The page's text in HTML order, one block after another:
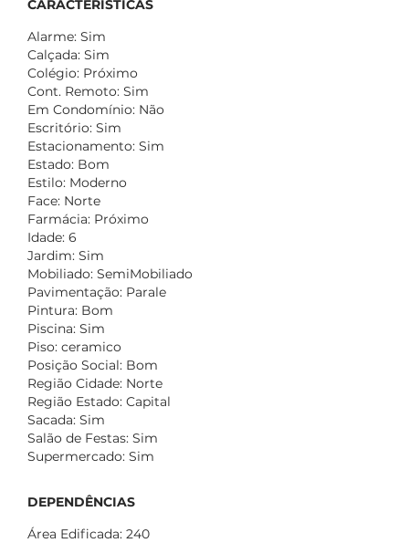
CARACTERÍSTICAS
Alarme: Sim
Calçada: Sim
Colégio: Próximo
Cont. Remoto: Sim
Em Condomínio: Não
Escritório: Sim
Estacionamento: Sim
Estado: Bom
Estilo: Moderno
Face: Norte
Farmácia: Próximo
Idade: 6
Jardim: Sim
Mobiliado: SemiMobiliado
Pavimentação: Parale
Pintura: Bom
Piscina: Sim
Piso: ceramico
Posição Social: Bom
Região Cidade: Norte
Região Estado: Capital
Sacada: Sim
Salão de Festas: Sim
Supermercado: Sim
DEPENDÊNCIAS
Área Edificada: 240